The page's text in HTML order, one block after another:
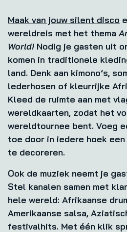
Maak van jouw silent disco
wereldreis met het thema
World! Nodig je gasten uit
komen in traditionele
land. Denk aan kimono’s,
lederhosen of kleurrijke
Kleed de ruimte aan met
wereldkaarten, zodat het
wereldtournee bent. Voeg
toe door in iedere hoek
te decoreren.
Ook de muziek neemt je
Stel kanalen samen met
hele wereld: Afrikaanse
Amerikaanse salsa,
festivalhits. Met één klik